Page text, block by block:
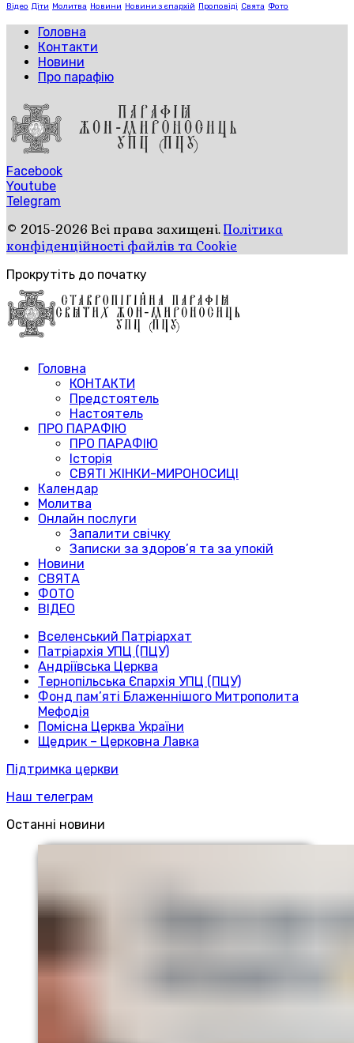
Відео Діти Молитва Новини Новини з єпархій Проповіді Свята Фото
Головна
Контакти
Новини
Про парафію
Facebook
Youtube
Telegram
© 2015-2026 Всі права захищені.Політика
конфіденційності файлів та Cookie
Прокрутіть до початку
Головна
КОНТАКТИ
Предстоятель
Настоятель
ПРО ПАРАФІЮ
ПРО ПАРАФІЮ
Історія
СВЯТІ ЖІНКИ-МИРОНОСИЦІ
Календар
Молитва
Онлайн послуги
Запалити свічку
Записки за здоров’я та за упокій
Новини
СВЯТА
ФОТО
ВІДЕО
Вселенський Патріархат
Патріархія УПЦ (ПЦУ)
Андріївська Церква
Тернопільська Єпархія УПЦ (ПЦУ)
Фонд пам’яті Блаженнішого Митрополита
Мефодія
Помісна Церква України
Щедрик – Церковна Лавка
Підтримка церкви
Наш телеграм
Останні новини